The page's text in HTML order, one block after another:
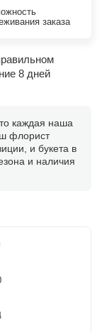
заказа
8 дней
каждая наша
флорист
и букета в
и наличия